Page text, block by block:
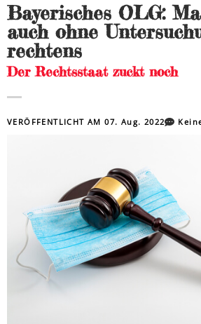
Bayerisches OLG:
auch ohne
rechtens
Der Rechtsstaat zuckt noch
VERÖFFENTLICHT AM07. Aug. 2022